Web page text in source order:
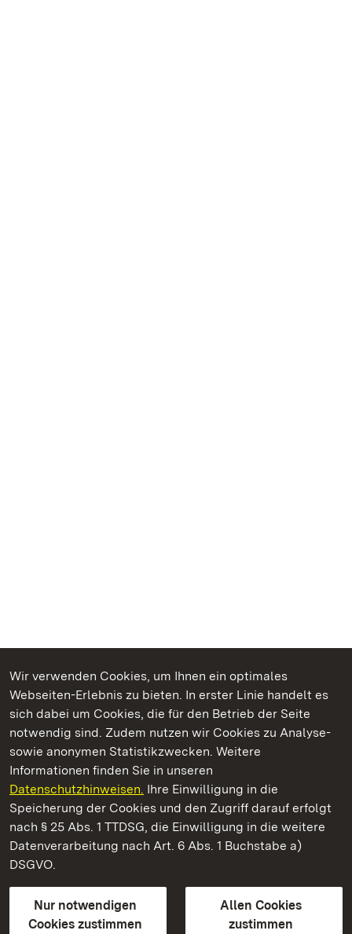
Wir verwenden Cookies, um Ihnen ein optimales
Webseiten-Erlebnis zu bieten. In erster Linie handelt es
sich dabei um Cookies, die für den Betrieb der Seite
notwendig sind. Zudem nutzen wir Cookies zu Analyse-
sowie anonymen Statistikzwecken. Weitere
Informationen finden Sie in unseren
Datenschutzhinweisen. Ihre Einwilligung in die
Speicherung der Cookies und den Zugriff darauf erfolgt
nach § 25 Abs. 1 TTDSG, die Einwilligung in die weitere
Datenverarbeitung nach Art. 6 Abs. 1 Buchstabe a)
DSGVO.
Nur notwendigen
Cookies zustimmen
Allen Cookies
zustimmen
Kommen. Staunen. Genießen.
Residenzschloss Rastatt
Staatliche Schlösser und Gärten Baden-Württemberg
Kontakt
GebärdenspracheLeichte Sprache
Erklärung zur Barrierefreiheit
BITV-konform (geprüfte Seiten)